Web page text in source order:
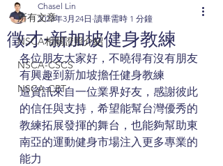
所有文章
NSCA相關證照介紹
NSCA-CSCS
NSCA-CPT
徵才-新加坡健身教練
Chasel Lin
2023年3月24日 讀畢需時 1 分鐘
各位朋友大家好，不曉得有沒有朋友
有興趣到新加坡擔任健身教練
這資訊來自一位業界好友，感謝彼此
的信任與支持，希望能幫台灣優秀的
教練拓展發揮的舞台，也能夠幫助東
南亞的運動健身市場注入更多專業的
能力